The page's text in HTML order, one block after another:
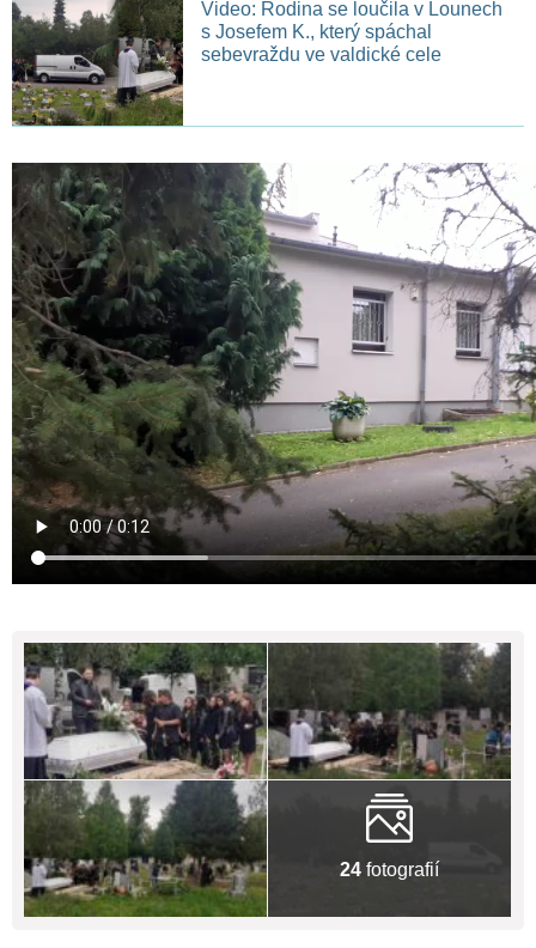
Video: Rodina se loučila v Lounech
s Josefem K., který spáchal
sebevraždu ve valdické cele
24 fotografií